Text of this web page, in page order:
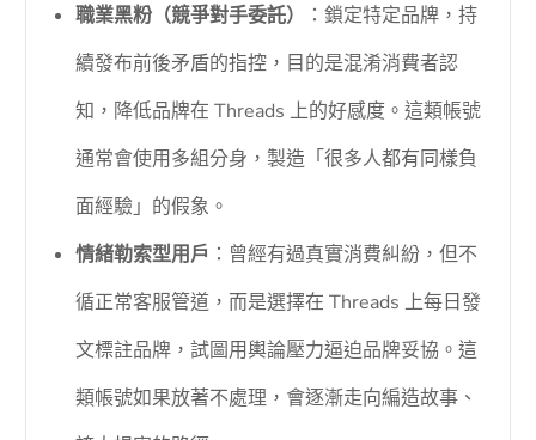
職業黑粉（競爭對手委託）
：鎖定特定品牌，持
續發布前後矛盾的指控，目的是混淆消費者認
知，降低品牌在 Threads 上的好感度。這類帳號
通常會使用多組分身，製造「很多人都有同樣負
面經驗」的假象。
情緒勒索型用戶 ：曾經有過真實消費糾紛，但不
循正常客服管道，而是選擇在 Threads 上每日發
文標註品牌，試圖用輿論壓力逼迫品牌妥協。這
類帳號如果放著不處理，會逐漸走向編造故事、